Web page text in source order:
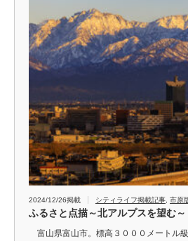
2024/12/26掲載 シティライフ掲載記事 市原
ふるさと点描～北アルプスを望む～
富山県富山市。標高３０００メートル